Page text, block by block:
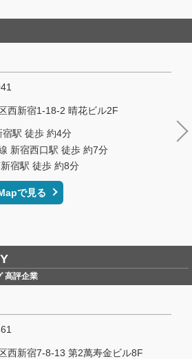
西新宿1-18-2 晴花ビル2F
宿駅 徒歩 約4分
新宿西口駅 徒歩 約7分
宿駅 徒歩 約8分
で見る
高評企業
西新宿7-8-13 第2萬寿金ビル8F